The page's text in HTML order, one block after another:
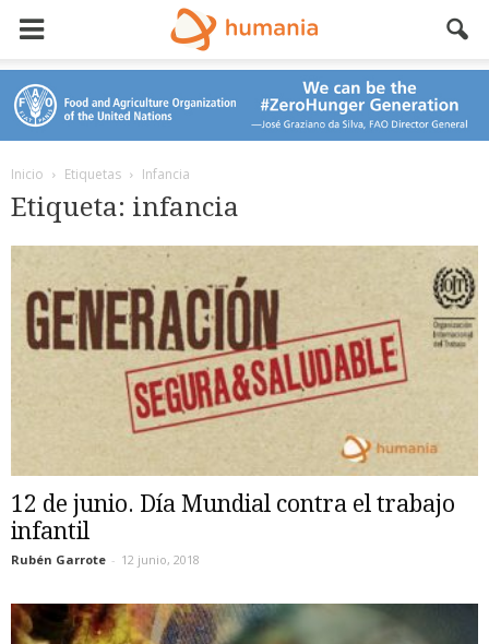
Inicio Etiquetas Infancia
Etiqueta: infancia
12 de junio. Día Mundial contra el trabajo
infantil
Rubén Garrote - 12 junio, 2018